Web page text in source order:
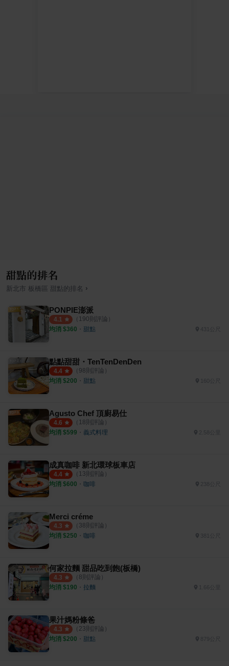
甜點的排名
新北市 板橋區 甜點的排名 ›
PONPIE澎派
4.1 （ 190則評論）
均消 $360 ・ 甜點
點點甜甜・TenTenDenDen
4.4 （ 98則評論）
均消 $200 ・ 甜點
Agusto Chef 頂廚易仕
4.6 （ 18則評論）
均消 $599 ・ 義式料理 2.58公里
成真咖啡 新北環球板車店
4.4 （ 13則評論）
均消 $600 ・ 咖啡 238公尺
Merci créme
4.3 （ 38則評論）
均消 $250 ・ 咖啡
何家拉麵 甜品吃到飽(板橋)
4.3 （ 8則評論）
均消 $190 ・ 拉麵 1.66公里
果汁媽粉條爸
4.3 （ 23則評論）
均消 $200 ・ 甜點 879公尺